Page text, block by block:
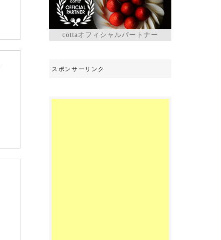
cottaオフィシャルパートナー